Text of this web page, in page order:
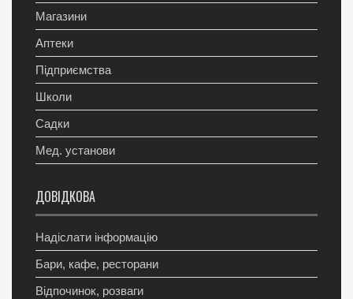
Магазини
Аптеки
Підприємства
Школи
Садки
Мед. установи
ДОВІДКОВА
Надіслати інформацію
Бари, кафе, ресторани
Відпочинок, розваги